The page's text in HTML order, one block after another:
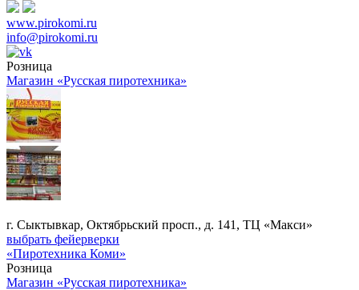
www.pirokomi.ru
info@pirokomi.ru
Розница
Магазин «Русская пиротехника»
г. Сыктывкар, Октябрьский просп., д. 141, ТЦ «Макси»
выбрать фейерверки
«Пиротехника Коми»
Розница
Магазин «Русская пиротехника»